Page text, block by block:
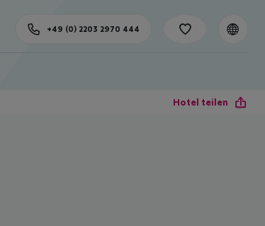
+49 (0) 2203 2970 444
Hotel teilen